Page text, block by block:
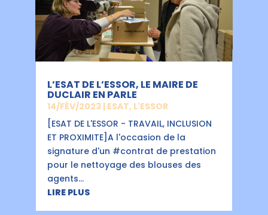
L’ESAT DE L’ESSOR, LE MAIRE DE
DUCLAIR EN PARLE
14/FÉV/2023 | ESAT, L'ESSOR
[ESAT DE L'ESSOR - TRAVAIL, INCLUSION
ET PROXIMITE]A l'occasion de la
signature d'un #contrat de prestation
pour le nettoyage des blouses des
agents...
LIRE PLUS